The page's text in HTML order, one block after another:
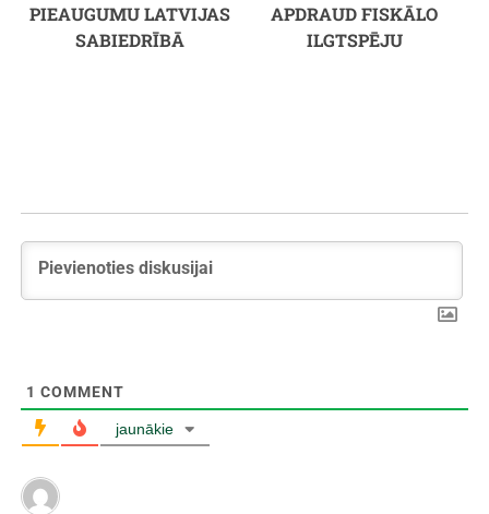
PIEAUGUMU LATVIJAS
SABIEDRĪBĀ
APDRAUD FISKĀLO
ILGTSPĒJU
1 COMMENT
jaunākie